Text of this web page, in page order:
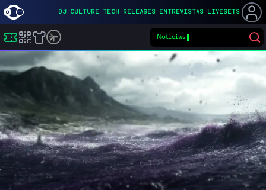
DJ CULTURE TECH RELEASES ENTREVISTAS LIVESETS
Noticias
Buscar eventos